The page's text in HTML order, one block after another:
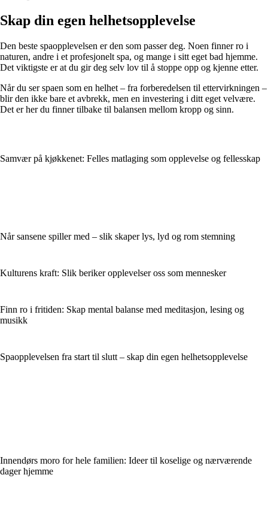
Skap din egen helhetsopplevelse
Den beste spaopplevelsen er den som passer deg. Noen finner ro i
naturen, andre i et profesjonelt spa, og mange i sitt eget bad hjemme.
Det viktigste er at du gir deg selv lov til å stoppe opp og kjenne etter.
Når du ser spaen som en helhet – fra forberedelsen til ettervirkningen –
blir den ikke bare et avbrekk, men en investering i ditt eget velvære.
Det er her du finner tilbake til balansen mellom kropp og sinn.
Samvær på kjøkkenet: Felles matlaging som opplevelse og fellesskap
Når sansene spiller med – slik skaper lys, lyd og rom stemning
Kulturens kraft: Slik beriker opplevelser oss som mennesker
Finn ro i fritiden: Skap mental balanse med meditasjon, lesing og
musikk
Spaopplevelsen fra start til slutt – skap din egen helhetsopplevelse
Innendørs moro for hele familien: Ideer til koselige og nærværende
dager hjemme